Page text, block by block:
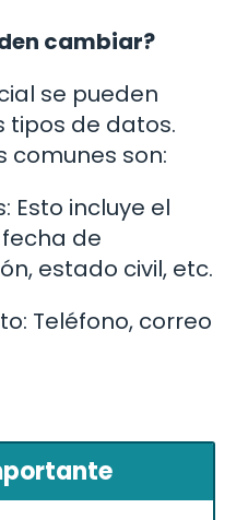
cambiar?
se pueden
de datos.
comunes son:
Esto incluye el
de
estado civil, etc.
Teléfono, correo